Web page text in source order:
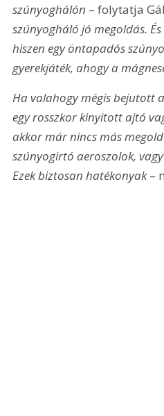
szúnyoghálón – folytatja
szúnyogháló jó megoldás.
hiszen egy öntapadós
gyerekjáték, ahogy a
Ha valahogy mégis bejutott
egy rosszkor kinyitott ajtó
akkor már nincs más
szúnyogirtó aeroszolok,
Ezek biztosan hatékonyak –